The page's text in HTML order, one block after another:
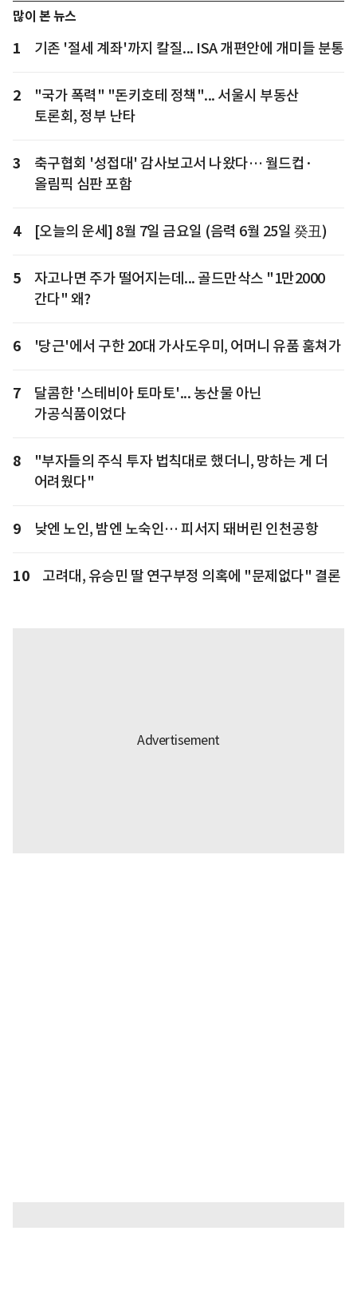
많이 본 뉴스
1 기존 '절세 계좌'까지 칼질... ISA 개편안에 개미들 분통
2
"국가 폭력" "돈키호테 정책"... 서울시 부동산
토론회, 정부 난타
3
축구협회 '성접대' 감사보고서 나왔다… 월드컵·
올림픽 심판 포함
4 [오늘의 운세] 8월 7일 금요일 (음력 6월 25일 癸丑)
5
자고나면 주가 떨어지는데... 골드만삭스 "1만2000
간다" 왜?
6 '당근'에서 구한 20대 가사도우미, 어머니 유품 훔쳐가
7
달콤한 '스테비아 토마토'... 농산물 아닌
가공식품이었다
8
"부자들의 주식 투자 법칙대로 했더니, 망하는 게 더
어려웠다"
9 낮엔 노인, 밤엔 노숙인… 피서지 돼버린 인천공항
10 고려대, 유승민 딸 연구부정 의혹에 "문제없다" 결론